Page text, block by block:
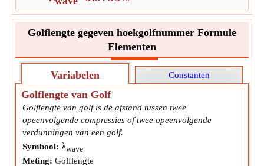
Golflengte gegeven hoekgolfnummer Formule
Elementen
Variabelen Constanten
Golflengte van Golf
Golflengte van golf is de afstand tussen twee
opeenvolgende compressies of twee opeenvolgende
verdunningen van een golf.
Symbool: λwave
Meting: Golflengte